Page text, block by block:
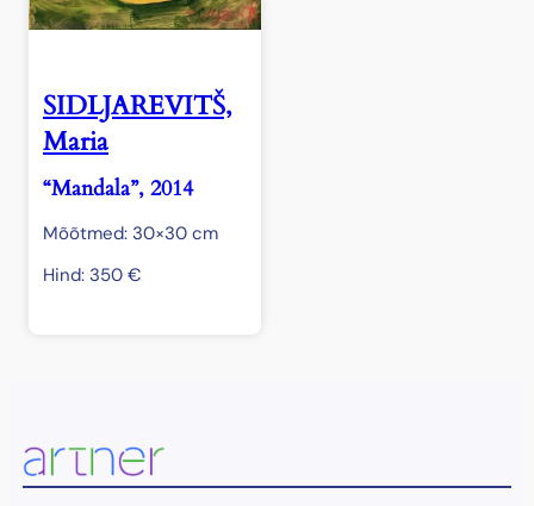
SIDLJAREVITŠ,
Maria
“Mandala”, 2014
Mõõtmed: 30×30 cm
Hind: 350 €